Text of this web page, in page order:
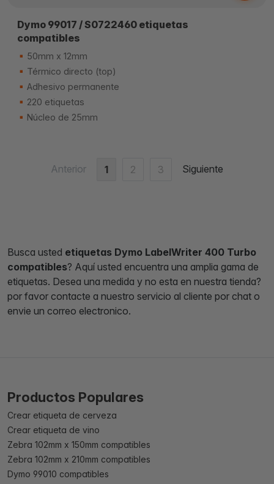
Dymo 99017 / S0722460 etiquetas
compatibles
50mm x 12mm
Térmico directo (top)
Adhesivo permanente
220 etiquetas
Núcleo de 25mm
Anterior 1 2 3 Siguiente
Busca usted etiquetas Dymo LabelWriter 400 Turbo
compatibles? Aquí usted encuentra una amplia gama de
etiquetas. Desea una medida y no esta en nuestra tienda?
por favor contacte a nuestro servicio al cliente por chat o
envie un correo electronico.
Productos Populares
Crear etiqueta de cerveza
Crear etiqueta de vino
Zebra 102mm x 150mm compatibles
Zebra 102mm x 210mm compatibles
Dymo 99010 compatibles